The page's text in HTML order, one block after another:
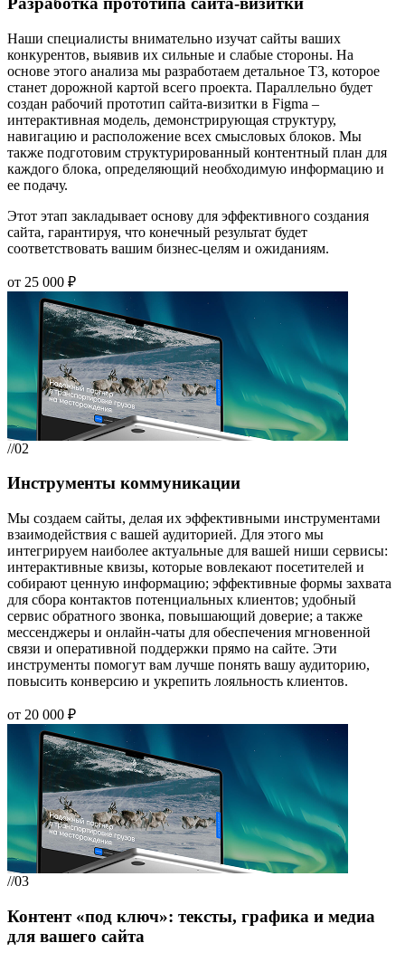
Наши специалисты внимательно изучат сайты ваших
конкурентов, выявив их сильные и слабые стороны. На
основе этого анализа мы разработаем детальное ТЗ, которое
станет дорожной картой всего проекта. Параллельно будет
создан рабочий прототип сайта-визитки в Figma –
интерактивная модель, демонстрирующая структуру,
навигацию и расположение всех смысловых блоков. Мы
также подготовим структурированный контентный план для
каждого блока, определяющий необходимую информацию и
ее подачу.
Этот этап закладывает основу для эффективного создания
сайта, гарантируя, что конечный результат будет
соответствовать вашим бизнес-целям и ожиданиям.
от 25 000 ₽
//02
Инструменты коммуникации
Мы создаем сайты, делая их эффективными инструментами
взаимодействия с вашей аудиторией. Для этого мы
интегрируем наиболее актуальные для вашей ниши сервисы:
интерактивные квизы, которые вовлекают посетителей и
собирают ценную информацию; эффективные формы захвата
для сбора контактов потенциальных клиентов; удобный
сервис обратного звонка, повышающий доверие; а также
мессенджеры и онлайн-чаты для обеспечения мгновенной
связи и оперативной поддержки прямо на сайте. Эти
инструменты помогут вам лучше понять вашу аудиторию,
повысить конверсию и укрепить лояльность клиентов.
от 20 000 ₽
//03
Контент «под ключ»: тексты, графика и медиа
для вашего сайта